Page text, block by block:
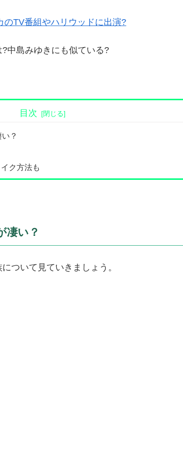
のTV番組やハリウッドに出演?
中島みゆきにも似ている?
目次
？
ク方法も
凄い？
ついて見ていきましょう。